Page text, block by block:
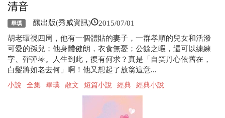
清音
畢璞 釀出版(秀威資訊) 2015/07/01
胡老環視四周，他有一個體貼的妻子，一群孝順的兒女和活潑
可愛的孫兒；他身體健朗，衣食無憂；公餘之暇，還可以練練
字、彈彈琴。人生到此，復有何求？真是「自笑丹心依舊在，
白髮將如老去何」啊！他又想起了放翁這意...
小說 全集 畢璞 散文 短篇小說 經典 經典小說